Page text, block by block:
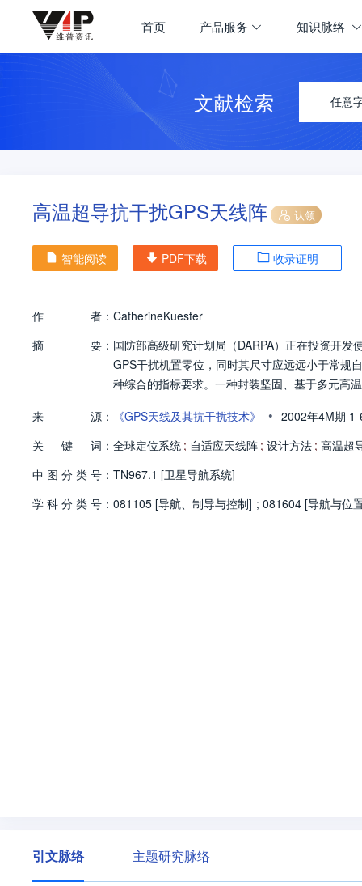
首页 产品服务 知识脉络
文献检索 任意
高温超导抗干扰GPS天线阵 认领
智能阅读 PDF下载 收录证明
作 者： CatherineKuester
摘
要： 国防部高级研究计划局（DARPA）正在投资开
GPS干扰机置零位，同时其尺寸应远远小于常规
种综合的指标要求。一种封装坚固、基于多元高
来
源： 《GPS天线及其抗干扰技术》 • 2002年4M期
关
键 词： 全球定位系统 ; 自适应天线阵 ; 设计方法 ; 高温超
中 图 分 类 号： TN967.1 [卫星导航系统]
学 科 分 类 号： 081105 [导航、制导与控制] ; 081604 [导航与位
引文脉络 主题研究脉络